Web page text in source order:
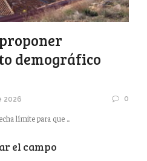
demográfico
2026 0
límite para que ...
el campo